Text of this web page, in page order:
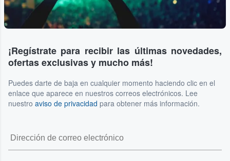
¡Regístrate para recibir las últimas novedades,
ofertas exclusivas y mucho más!
Puedes darte de baja en cualquier momento haciendo clic en el
enlace que aparece en nuestros correos electrónicos. Lee
nuestro aviso de privacidad para obtener más información.